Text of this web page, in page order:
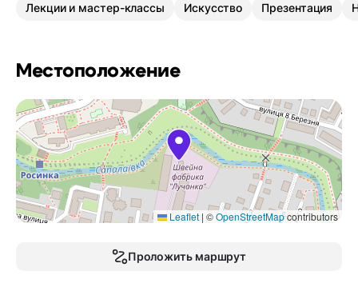
Лекции и мастер-классы Искусство Презентация
Местоположение
Leaflet | ©OpenStreetMapcontributors
Проложить маршрут